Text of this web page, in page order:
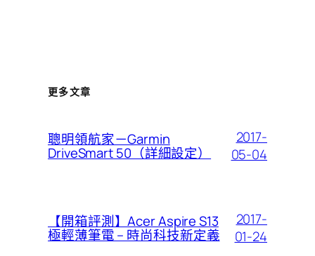
更多文章
聰明領航家－Garmin
DriveSmart 50（詳細設定）
2017-
05-04
【開箱評測】Acer Aspire S13
極輕薄筆電 – 時尚科技新定義
2017-
01-24